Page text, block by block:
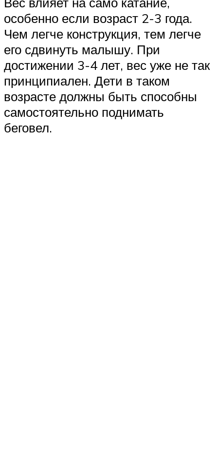
особенно если возраст 2-3 года.
Чем легче конструкция, тем легче
его сдвинуть малышу. При
достижении 3-4 лет, вес уже не так
принципиален. Дети в таком
возрасте должны быть способны
самостоятельно поднимать
беговел.